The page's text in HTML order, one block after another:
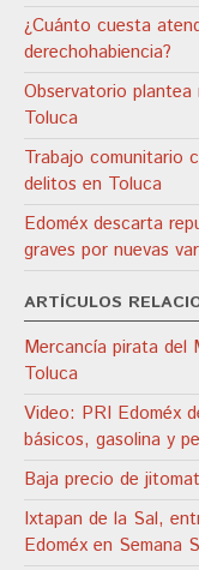
¿Cuánto cuesta
derechohabiencia?
Observatorio
Toluca
Trabajo comunitario
delitos en Toluca
Edoméx descarta
graves por nuevas
ARTÍCULOS
Mercancía pirata del
Toluca
Video: PRI Edoméx
básicos, gasolina y
Baja precio de
Ixtapan de la Sal,
Edoméx en Semana